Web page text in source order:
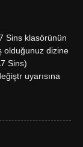
Sins klasörünün
olduğunuz dizine
Sins)
uyarısına